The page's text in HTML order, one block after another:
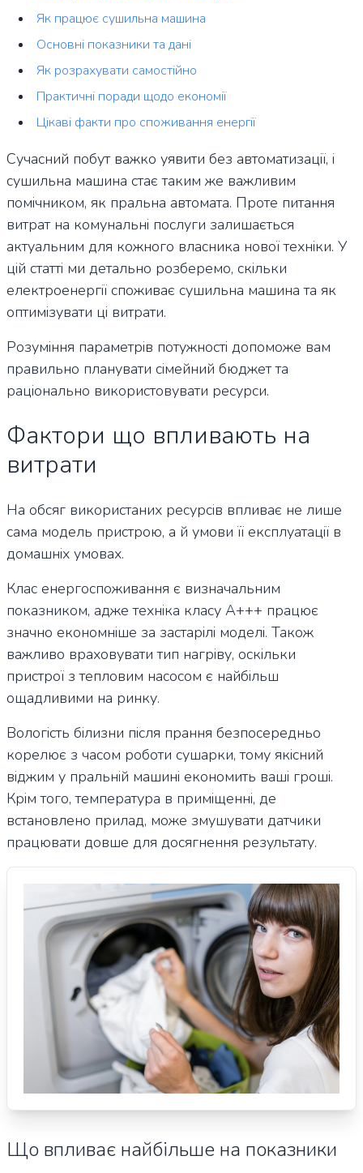
Як працює сушильна машина
Основні показники та дані
Як розрахувати самостійно
Практичні поради щодо економії
Цікаві факти про споживання енергії
Сучасний побут важко уявити без автоматизації, і
сушильна машина стає таким же важливим
помічником, як пральна автомата. Проте питання
витрат на комунальні послуги залишається
актуальним для кожного власника нової техніки. У
цій статті ми детально розберемо, скільки
електроенергії споживає сушильна машина та як
оптимізувати ці витрати.
Розуміння параметрів потужності допоможе вам
правильно планувати сімейний бюджет та
раціонально використовувати ресурси.
Фактори що впливають на
витрати
На обсяг використаних ресурсів впливає не лише
сама модель пристрою, а й умови її експлуатації в
домашніх умовах.
Клас енергоспоживання є визначальним
показником, адже техніка класу А+++ працює
значно економніше за застарілі моделі. Також
важливо враховувати тип нагріву, оскільки
пристрої з тепловим насосом є найбільш
ощадливими на ринку.
Вологість білизни після прання безпосередньо
корелює з часом роботи сушарки, тому якісний
віджим у пральній машині економить ваші гроші.
Крім того, температура в приміщенні, де
встановлено прилад, може змушувати датчики
працювати довше для досягнення результату.
Що впливає найбільше на показники